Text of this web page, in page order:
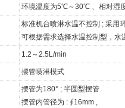
环境温度为5℃～30℃ 、相对湿
标准机台喷淋水温不控制 ; 采用
可根据需求选择水温控制型，
1.2～2.5L/min
摆管喷淋模式
摆管为180° ; 半圆型摆管
摆管内管径为 : ∮16mm ,